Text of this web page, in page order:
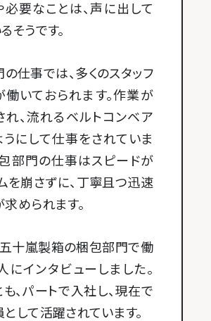
必要なことは、声に出して
そうです。
仕事では、多くのスタッフ
働いておられます。作業が
、流れるベルトコンベア
にして仕事をされていま
包部門の仕事はスピードが
を崩さずに、丁寧且つ迅速
められます。
五十嵐製箱の梱包部門で働
にインタビューしました。
、パートで入社し、現在で
して活躍されています。